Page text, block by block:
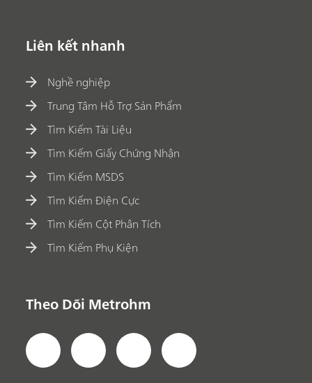
Liên kết nhanh
Nghề nghiệp
Trung Tâm Hỗ Trợ Sản Phẩm
Tìm Kiếm Tài Liệu
Tìm Kiếm Giấy Chứng Nhận
Tìm Kiếm MSDS
Tìm Kiếm Điện Cực
Tìm Kiếm Cột Phân Tích
Tìm Kiếm Phụ Kiện
Theo Dõi Metrohm